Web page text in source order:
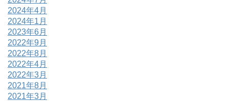
2024年4月
2024年1月
2023年6月
2022年9月
2022年8月
2022年4月
2022年3月
2021年8月
2021年3月